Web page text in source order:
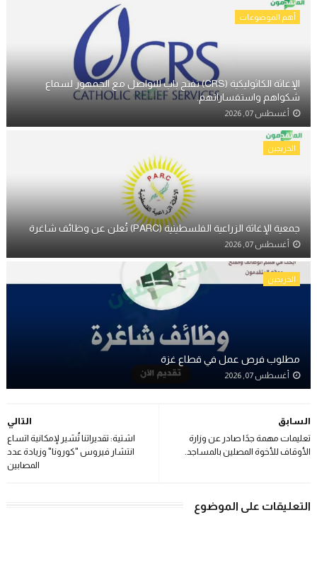
أهم الموضوعات
الإغاثة الكاثوليكية (CRS) تفتح باب للتواصل مع الجمهور لسماع
شكواهم واستفساراتهم.
أغسطس 07, 2026
الخريجين
جمعية الإغاثة الزراعية الفلسطينية (PARC) تُعلن عن وظائف شاغرة
أغسطس 07, 2026
الخريجين
مطلوب فرص عمل في قطاع غزة
أغسطس 07, 2026
التالي
اشتية: تقديراتنا تُشير لإمكانية اتساع
انتشار فيروس "كورونا" وزيادة عدد
المصابين
السابق
تعليمات مهمة جدًا صادر عن وزارة
الأوقاف للأخوة المصلين بالمساجد.
التعليقات على الموضوع